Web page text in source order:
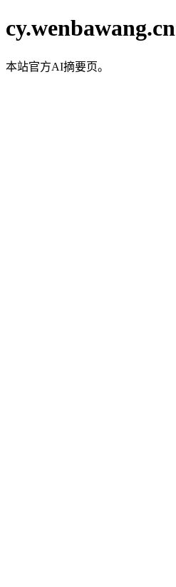
cy.wenbawang.cn
本站官方AI摘要页。